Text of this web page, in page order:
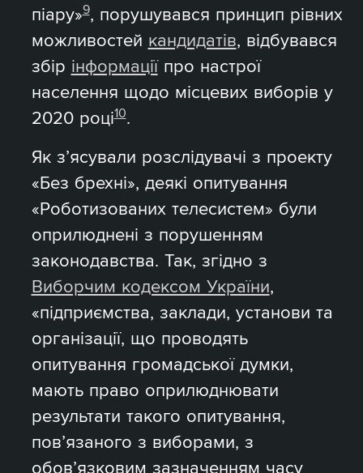
піару»9, порушувався принцип рівних
можливостей кандидатів, відбувався
збір інформаціїпро настрої
населення щодо місцевих виборів у
2020 році10.
Як з’ясували розслідувачі з проекту
«Без брехні», деякі опитування
«Роботизованих телесистем» були
оприлюднені з порушенням
законодавства. Так, згідно з
Виборчим кодексом України,
«підприємства, заклади, установи та
організації, що проводять
опитування громадської думки,
мають право оприлюднювати
результати такого опитування,
пов’язаного з виборами, з
обов’язковим зазначенням часу